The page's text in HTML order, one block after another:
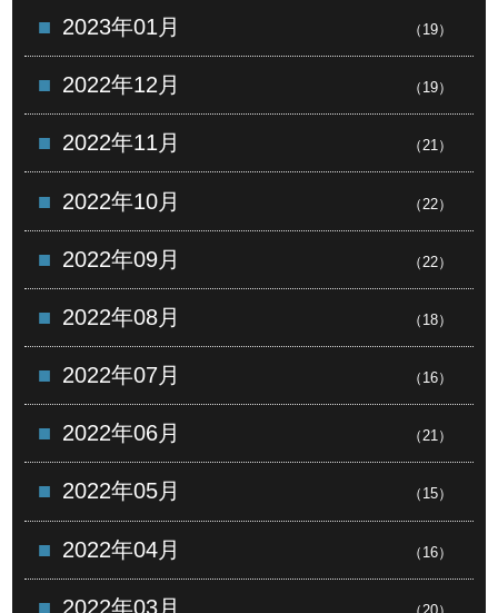
2023年01月 （19）
2022年12月 （19）
2022年11月 （21）
2022年10月 （22）
2022年09月 （22）
2022年08月 （18）
2022年07月 （16）
2022年06月 （21）
2022年05月 （15）
2022年04月 （16）
2022年03月